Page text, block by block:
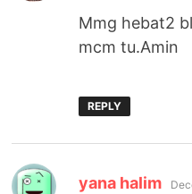
Mmg hebat2
mcm tu.Amin
REPLY
yana halim